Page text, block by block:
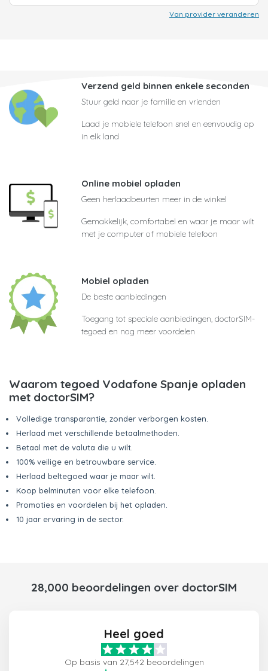
Van provider veranderen
Verzend geld binnen enkele seconden
Stuur geld naar je familie en vrienden
Laad je mobiele telefoon snel en eenvoudig op
in elk land
Online mobiel opladen
Geen herlaadbeurten meer in de winkel
Gemakkelijk, comfortabel en waar je maar wilt
met je computer of mobiele telefoon
Mobiel opladen
De beste aanbiedingen
Toegang tot speciale aanbiedingen, doctorSIM-
tegoed en nog meer voordelen
Waarom tegoed Vodafone Spanje opladen
met doctorSIM?
Volledige transparantie, zonder verborgen kosten.
Herlaad met verschillende betaalmethoden.
Betaal met de valuta die u wilt.
100% veilige en betrouwbare service.
Herlaad beltegoed waar je maar wilt.
Koop belminuten voor elke telefoon.
Promoties en voordelen bij het opladen.
10 jaar ervaring in de sector.
28,000 beoordelingen over doctorSIM
Heel goed
Op basis van 27,542 beoordelingen